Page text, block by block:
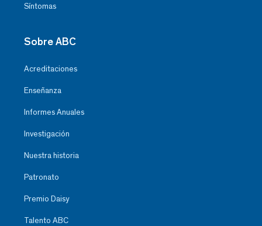
Síntomas
Sobre ABC
Acreditaciones
Enseñanza
Informes Anuales
Investigación
Nuestra historia
Patronato
Premio Daisy
Talento ABC